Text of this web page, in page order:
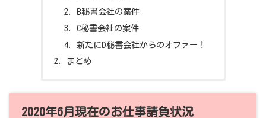
B秘書会社の案件
C秘書会社の案件
新たにD秘書会社からのオファー！
まとめ
2020年6月現在のお仕事請負状況